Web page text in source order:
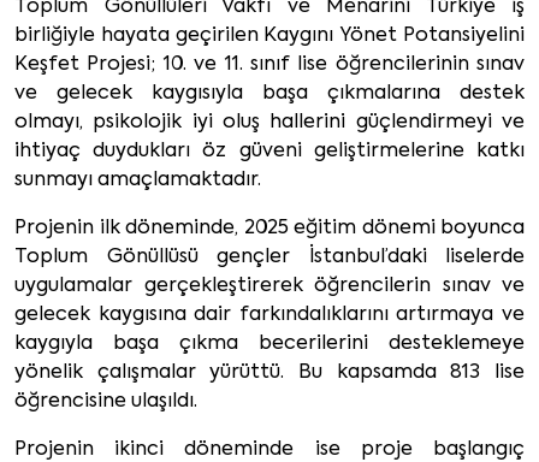
Toplum Gönüllüleri Vakfı ve Menarini Türkiye iş
birliğiyle hayata geçirilen Kaygını Yönet Potansiyelini
Keşfet Projesi; 10. ve 11. sınıf lise öğrencilerinin sınav
ve gelecek kaygısıyla başa çıkmalarına destek
olmayı, psikolojik iyi oluş hallerini güçlendirmeyi ve
ihtiyaç duydukları öz güveni geliştirmelerine katkı
sunmayı amaçlamaktadır.
Projenin ilk döneminde, 2025 eğitim dönemi boyunca
Toplum Gönüllüsü gençler İstanbul’daki liselerde
uygulamalar gerçekleştirerek öğrencilerin sınav ve
gelecek kaygısına dair farkındalıklarını artırmaya ve
kaygıyla başa çıkma becerilerini desteklemeye
yönelik çalışmalar yürüttü. Bu kapsamda 813 lise
öğrencisine ulaşıldı.
Projenin ikinci döneminde ise proje başlangıç